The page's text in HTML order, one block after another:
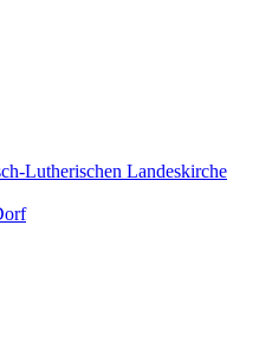
Lutherischen Landeskirche